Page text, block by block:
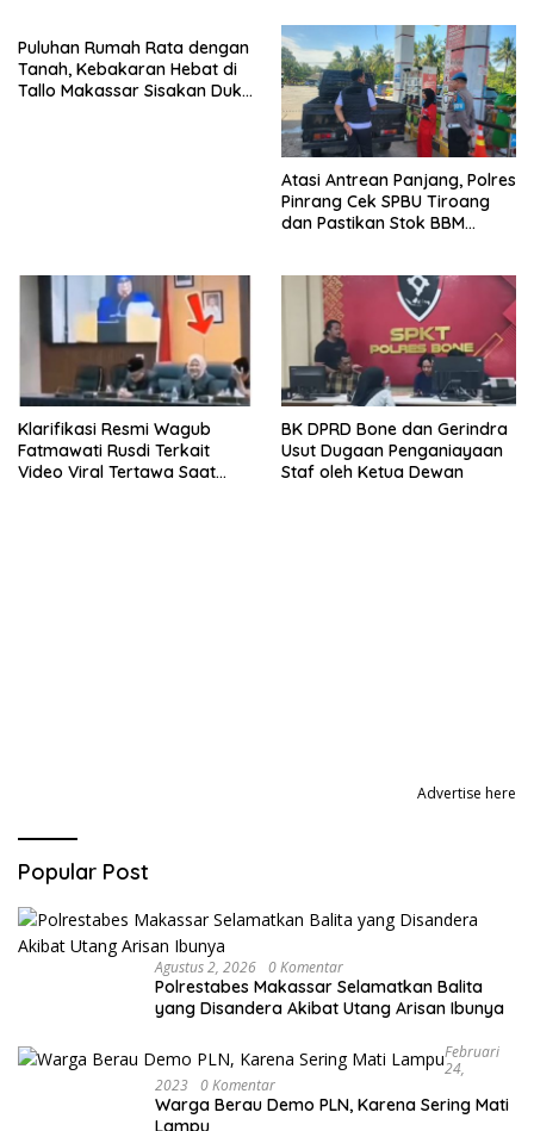
Puluhan Rumah Rata dengan
Tanah, Kebakaran Hebat di
Tallo Makassar Sisakan Duka
Atasi Antrean Panjang, Polres
Pinrang Cek SPBU Tiroang
dan Pastikan Stok BBM
Klarifikasi Resmi Wagub
Fatmawati Rusdi Terkait
Video Viral Tertawa Saat
BK DPRD Bone dan Gerindra
Usut Dugaan Penganiayaan
Staf oleh Ketua Dewan
Advertise here
Popular Post
Agustus 2, 2026 0 Komentar
Polrestabes Makassar Selamatkan Balita
yang Disandera Akibat Utang Arisan Ibunya
Februari
24,
2023 0 Komentar
Warga Berau Demo PLN, Karena Sering Mati